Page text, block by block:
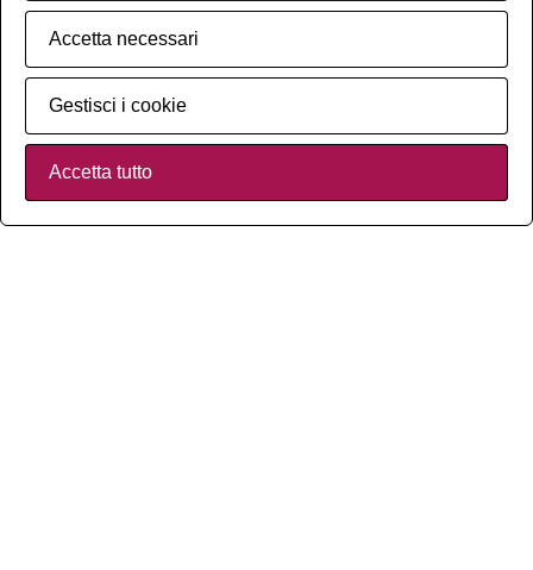
Accetta necessari
Gestisci i cookie
Accetta tutto